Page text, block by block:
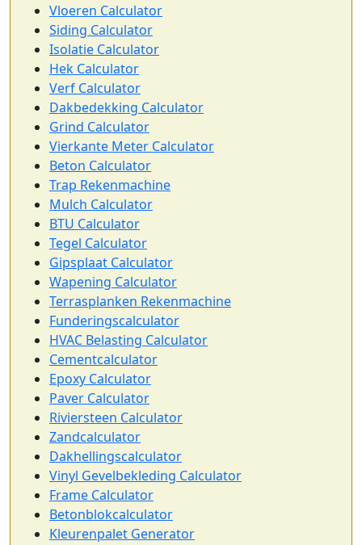
Vloeren Calculator
Siding Calculator
Isolatie Calculator
Hek Calculator
Verf Calculator
Dakbedekking Calculator
Grind Calculator
Vierkante Meter Calculator
Beton Calculator
Trap Rekenmachine
Mulch Calculator
BTU Calculator
Tegel Calculator
Gipsplaat Calculator
Wapening Calculator
Terrasplanken Rekenmachine
Funderingscalculator
HVAC Belasting Calculator
Cementcalculator
Epoxy Calculator
Paver Calculator
Riviersteen Calculator
Zandcalculator
Dakhellingscalculator
Vinyl Gevelbekleding Calculator
Frame Calculator
Betonblokcalculator
Kleurenpalet Generator